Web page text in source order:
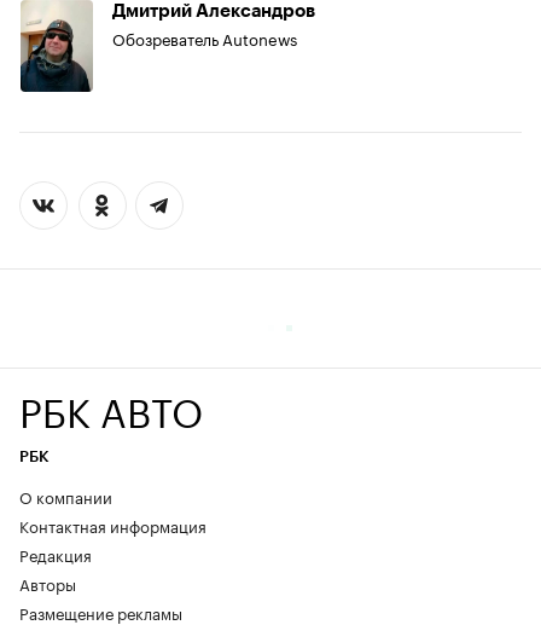
Дмитрий Александров
Обозреватель Autonews
РБК АВТО
РБК
О компании
Контактная информация
Редакция
Авторы
Размещение рекламы